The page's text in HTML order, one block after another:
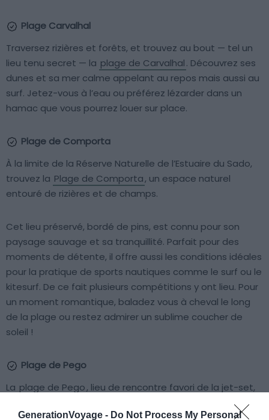
GenerationVoyage - Do Not Process My Personal
Plage Carvalhal
Traversez rizières et forêts, et trouvez au bout — tel un
lieu tenu secret — la plage de Carvalhal. Découvrez ses
dunes et sa mer calme appelant au repos mais aussi au
surf. Jetez-vous à l’eau ou préférez lézarder dans un
hamac que vous pourrez louer sur place.
Plage de Comporta
À la limite de la Réserve Naturelle de l’Estuaire du Sado,
trouvez la Plage de Comporta, un espace naturel
entouré de rizières et de champs.
Cet lieu préservé, bordé de pins, est connu pour son
paysage sauvage et sa tranquillité. Parfait pour des
moments de détente, il offre aussi les conditions idéales
pour la pratique de sports nautiques comme le surf ou le
kitesurf. De ce fait plusieurs compétitions y ont lieu. Pour
un moment romantique, baladez vous à cheval le long
de la plage ou restez admirer un sublime coucher de
soleil !
Plage de Pego
La plage de Pego, lieu de rencontre favori de la jet-set,
révèle un tableau idyllique et sauvage. Perdez vous entre
dunes et immensité turquoise, et détendez-vous à